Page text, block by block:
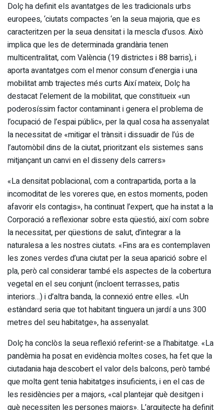
Dolç ha definit els avantatges de les tradicionals urbs
europees, ‘ciutats compactes ‘en la seua majoria, que es
caracteritzen per la seua densitat i la mescla d’usos. Això
implica que les de determinada grandària tenen
multicentralitat, com València (19 districtes i 88 barris), i
aporta avantatges com el menor consum d’energia i una
mobilitat amb trajectes més curts Així mateix, Dolç ha
destacat l’element de la mobilitat, que constitueix «un
poderosíssim factor contaminant i genera el problema de
l’ocupació de l’espai públic», per la qual cosa ha assenyalat
la necessitat de «mitigar el trànsit i dissuadir de l’ús de
l’automòbil dins de la ciutat, prioritzant els sistemes sans
mitjançant un canvi en el disseny dels carrers»
«La densitat poblacional, com a contrapartida, porta a la
incomoditat de les voreres que, en estos moments, poden
afavorir els contagis», ha continuat l’expert, que ha instat a la
Corporació a reflexionar sobre esta qüestió, així com sobre
la necessitat, per qüestions de salut, d’integrar a la
naturalesa a les nostres ciutats. «Fins ara es contemplaven
les zones verdes d’una ciutat per la seua aparició sobre el
pla, però cal considerar també els aspectes de la cobertura
vegetal en el seu conjunt (incloent terrasses, patis
interiors…) i d’altra banda, la connexió entre elles. «Un
estàndard seria que tot habitant tinguera un jardí a uns 300
metres del seu habitatge», ha assenyalat.
Dolç ha conclòs la seua reflexió referint-se a l’habitatge. «La
pandèmia ha posat en evidència moltes coses, ha fet que la
ciutadania haja descobert el valor dels balcons, però també
que molta gent tenia habitatges insuficients, i en el cas de
les residències per a majors, «cal plantejar què desitgen i